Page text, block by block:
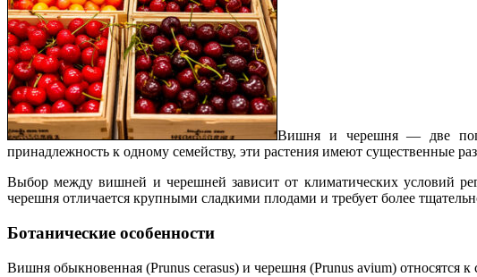
Вишня и черешня — две
принадлежность к одному семейству, эти растения имеют существенные
Выбор между вишней и черешней зависит от климатических условий
черешня отличается крупными сладкими плодами и требует более
Ботанические особенности
Вишня обыкновенная (Prunus cerasus) и черешня (Prunus avium) относятся